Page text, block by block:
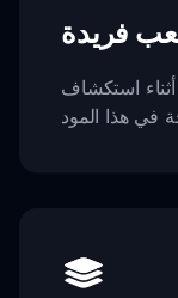
فريدة
استكشاف